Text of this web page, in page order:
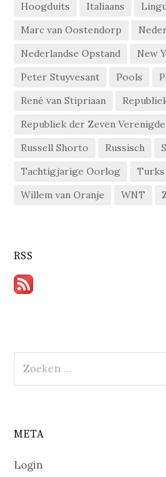
Hoogduits Italiaans
Marc van Oostendorp
Nederlandse Opstand
New
Peter Stuyvesant
Pools
René van Stipriaan
Republiek der Zeven
Russell Shorto
Russisch
Tachtigjarige Oorlog
Turks
Willem van Oranje
WNT
RSS
naar:
META
Login